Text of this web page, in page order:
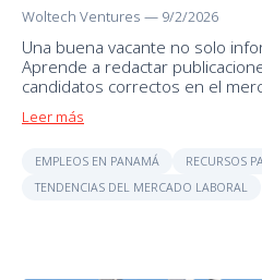
Woltech Ventures — 9/2/2026
Una buena vacante no solo
Aprende a redactar
candidatos correctos en el
Leer más
EMPLEOS EN PANAMÁ
RECURSOS
TENDENCIAS DEL MERCADO LABORAL